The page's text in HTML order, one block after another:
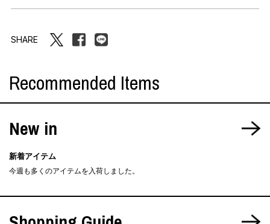
SHARE
Recommended Items
New in
新着アイテム
今週も多くのアイテムを入荷しました。